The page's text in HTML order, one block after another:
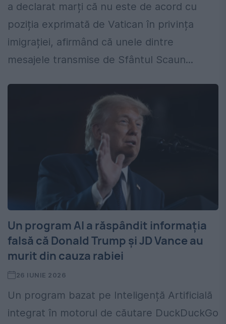
a declarat marți că nu este de acord cu
poziția exprimată de Vatican în privința
imigrației, afirmând că unele dintre
mesajele transmise de Sfântul Scaun...
Un program AI a răspândit informația
falsă că Donald Trump și JD Vance au
murit din cauza rabiei
26 IUNIE 2026
Un program bazat pe Inteligență Artificială
integrat în motorul de căutare DuckDuckGo